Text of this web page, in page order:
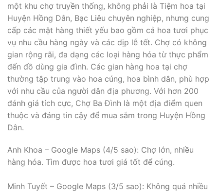
một khu chợ truyền thống, không phải là Tiệm hoa tại
Huyện Hồng Dân, Bạc Liêu chuyên nghiệp, nhưng cung
cấp các mặt hàng thiết yếu bao gồm cả hoa tươi phục
vụ nhu cầu hàng ngày và các dịp lễ tết. Chợ có không
gian rộng rãi, đa dạng các loại hàng hóa từ thực phẩm
đến đồ dùng gia đình. Các gian hàng hoa tại chợ
thường tập trung vào hoa cúng, hoa bình dân, phù hợp
với nhu cầu của người dân địa phương. Với hơn 200
đánh giá tích cực, Chợ Ba Đình là một địa điểm quen
thuộc và đáng tin cậy để mua sắm trong Huyện Hồng
Dân.
Anh Khoa – Google Maps (4/5 sao): Chợ lớn, nhiều
hàng hóa. Tìm được hoa tươi giá tốt để cúng.
Minh Tuyết – Google Maps (3/5 sao): Không quá nhiều